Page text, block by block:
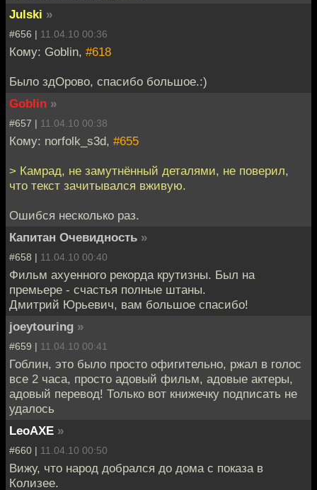
Julski »
#656 | 11.04.10 00:36
Кому: Goblin, #618
Было здОрово, спасибо большое.:)
Goblin »
#657 | 11.04.10 00:38
Кому: norfolk_s3d, #655
> Камрад, не замутнённый деталями, не поверил,
что текст зачитывался вживую.
Ошибся несколько раз.
Капитан Очевидность »
#658 | 11.04.10 00:40
Фильм ахуенного рекорда крутизны. Был на
премьере - счастья полные штаны.
Дмитрий Юрьевич, вам большое спасибо!
joeytouring »
#659 | 11.04.10 00:41
Гоблин, это было просто офигительно, ржал в голос
все 2 часа, просто адовый фильм, адовые актеры,
адовый перевод! Только вот книжечку подписать не
удалось
LeoAXE »
#660 | 11.04.10 00:50
Вижу, что народ добрался до дома с показа в
Колизее.